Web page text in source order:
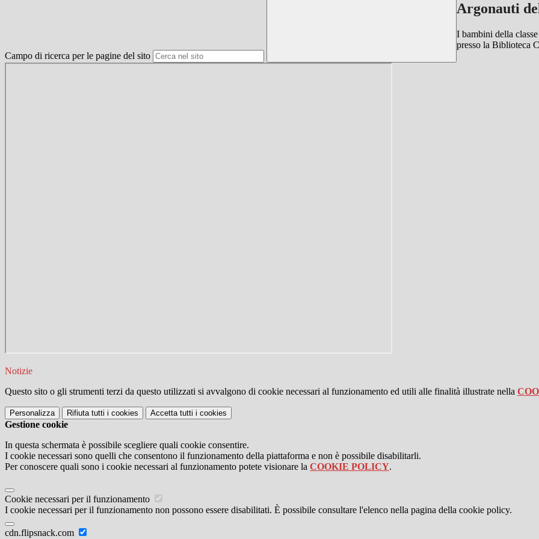
Campo di ricerca per le pagine del sito
Argonauti
I bambini della
presso la Biblioteca
Notizie
Questo sito o gli strumenti terzi da questo utilizzati si avvalgono di cookie necessari al funzionamento ed utili alle finalità illustrate nella
Personalizza Rifiuta tutti i cookies Accetta tutti i cookies
Gestione cookie
In questa schermata è possibile scegliere quali cookie consentire.
I cookie necessari sono quelli che consentono il funzionamento della piattaforma e non è possibile disabilitarli.
Per conoscere quali sono i cookie necessari al funzionamento potete visionare la COOKIE POLICY.
Cookie necessari per il funzionamento
I cookie necessari per il funzionamento non possono essere disabilitati. È possibile consultare l'elenco nella pagina della cookie policy.
cdn.flipsnack.com